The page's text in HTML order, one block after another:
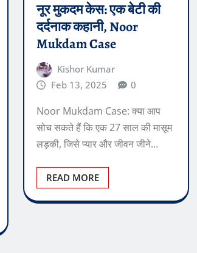
नूर मुकदम केस: एक बेटी की
दर्दनाक कहानी, Noor
Mukdam Case
Kishor Kumar
Feb 13, 2025
0
Noor Mukdam Case: क्या आप
सोच सकते हैं कि एक 27 साल की मासूम
लड़की, जिसे प्यार और जीवन जीने…
READ MORE